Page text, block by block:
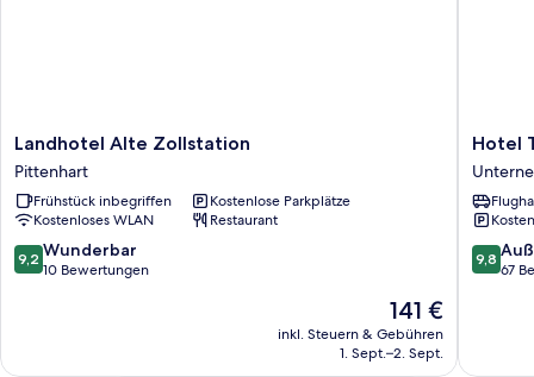
Landhotel
Alte
Zollstation
Pittenhart
Landhotel Alte Zollstation
Pittenhart
Frühstück inbegriffen
Kostenlose Parkplätze
Kostenloses WLAN
Restaurant
9.2
von
9,2 Wunderbar
10 Bewertungen
Der
Preis
beträgt
141 €
inkl. Steuern & Gebühren
1. Sept.–2. Sept.
Hotel
Hotel
9.8
von
9,8
67